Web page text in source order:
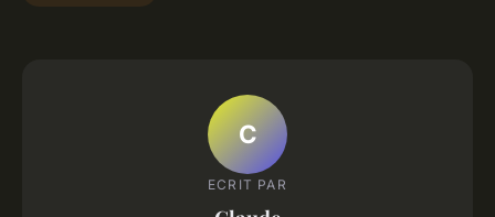
C
ECRIT PAR